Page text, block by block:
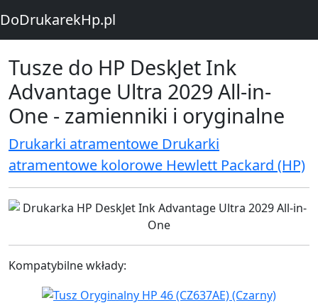
DoDrukarekHp.pl
Tusze do HP DeskJet Ink
Advantage Ultra 2029 All-in-
One - zamienniki i oryginalne
Drukarki atramentowe Drukarki
atramentowe kolorowe Hewlett Packard (HP)
Kompatybilne wkłady: